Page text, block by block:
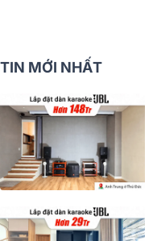
TIN MỚI NHẤT